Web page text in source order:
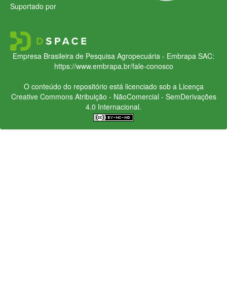
Suportado por
Empresa Brasileira de Pesquisa Agropecuária - Embrapa SAC:
https://www.embrapa.br/fale-conosco
O conteúdo do repositório está licenciado sob a Licença
Creative CommonsAtribuição - NãoComercial - SemDerivações
4.0 Internacional.